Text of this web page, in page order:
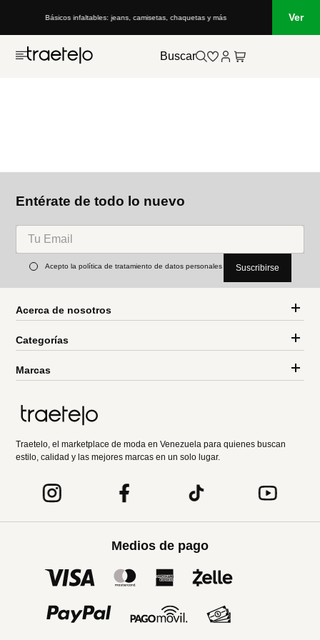
Básicos infaltables: jeans, camisetas, chaquetas y más Ver
Buscar
Entérate de todo lo nuevo
Acepto la política de tratamiento de datos personales Suscribirse
Acerca de nosotros
Categorías
Marcas
Traetelo, el marketplace de moda en Venezuela para quienes buscan
estilo, calidad y las mejores marcas en un solo lugar.
Medios de pago